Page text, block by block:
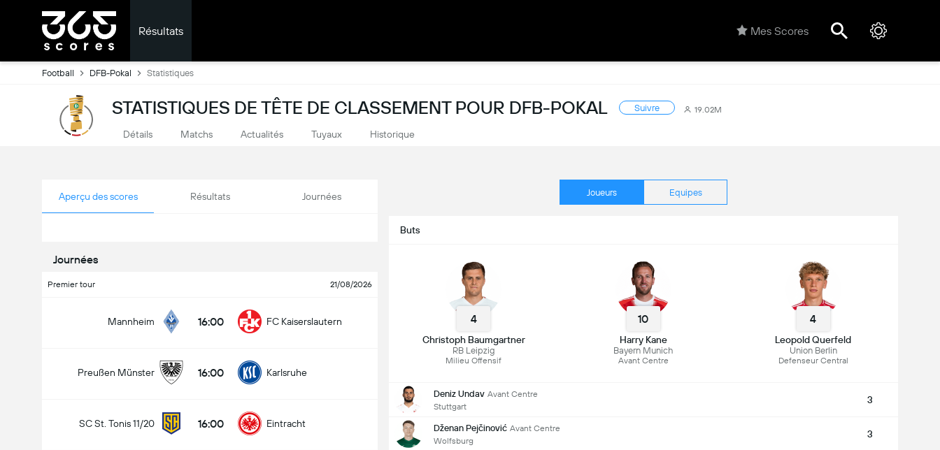
Résultats Mes Scores
Football DFB-Pokal Statistiques
STATISTIQUES DE TÊTE DE CLASSEMENT POUR DFB-POKAL Suivre 19.02M
Détails Matchs Actualités Tuyaux Historique
Aperçu des scores Résultats Journées
Journées
Premier tour 21/08/2026
Mannheim 16:00 FC Kaiserslautern
Preußen Münster 16:00 Karlsruhe
SC St. Tonis 11/20 16:00 Eintracht
Joueurs Equipes
Buts
4
Christoph Baumgartner
RB Leipzig
Milieu Offensif
10
Harry Kane
Bayern Munich
Avant Centre
4
Leopold Querfeld
Union Berlin
Defenseur Central
Deniz Undav Avant Centre
Stuttgart
3
Dženan Pejčinović Avant Centre
Wolfsburg
3